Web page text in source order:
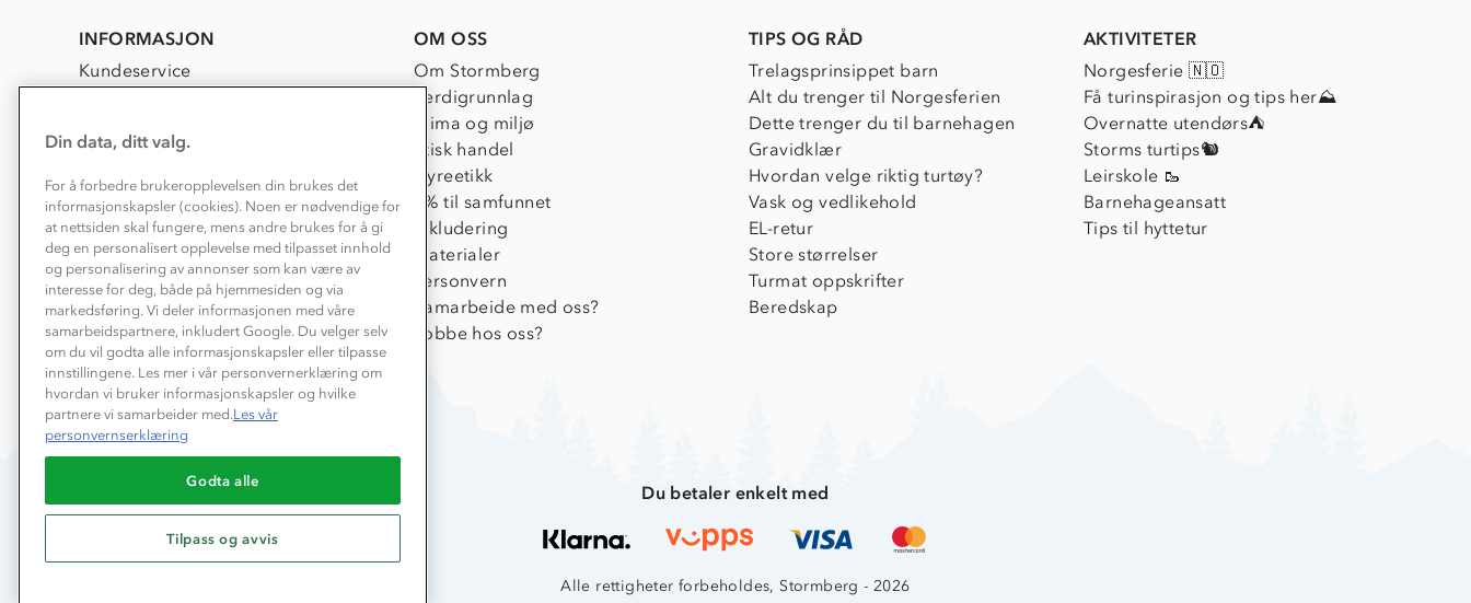
INFORMASJON
Kundeservice
Kundeklubb
Våre butikker
Bedrift, barnehage og SFO
Presse
OM OSS
Om Stormberg
Verdigrunnlag
Klima og miljø
Etisk handel
Dyreetikk
1% til samfunnet
Inkludering
Materialer
Personvern
Samarbeide med oss?
Jobbe hos oss?
TIPS OG RÅD
Trelagsprinsippet barn
Alt du trenger til Norgesferien
Dette trenger du til barnehagen
Gravidklær
Hvordan velge riktig turtøy?
Vask og vedlikehold
EL-retur
Store størrelser
Turmat oppskrifter
Beredskap
AKTIVITETER
Norgesferie 🇳🇴
Få turinspirasjon og tips her⛰
Overnatte utendørs⛺
Storms turtips🐿️
Leirskole 🥾
Barnehageansatt
Tips til hyttetur
Du betaler enkelt med
Alle rettigheter forbeholdes, Stormberg - 2026
Din data, ditt valg.
For å forbedre brukeropplevelsen din brukes det
informasjonskapsler (cookies). Noen er nødvendige for
at nettsiden skal fungere, mens andre brukes for å gi
deg en personalisert opplevelse med tilpasset innhold
og personalisering av annonser som kan være av
interesse for deg, både på hjemmesiden og via
markedsføring. Vi deler informasjonen med våre
samarbeidspartnere, inkludert Google. Du velger selv
om du vil godta alle informasjonskapsler eller tilpasse
innstillingene. Les mer i vår personvernerklæring om
hvordan vi bruker informasjonskapsler og hvilke
partnere vi samarbeider med.Les vår
personvernserklæring
Godta alle
Tilpass og avvis